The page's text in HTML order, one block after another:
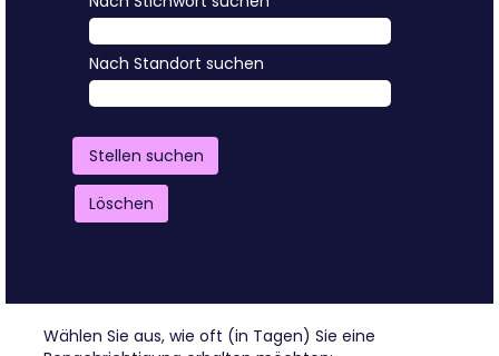
Nach Standort suchen
Löschen
Wählen Sie aus, wie oft (in Tagen) Sie eine